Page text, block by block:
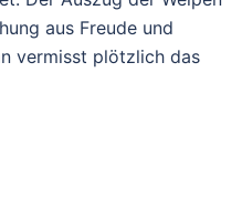
aus Freude und
vermisst plötzlich das